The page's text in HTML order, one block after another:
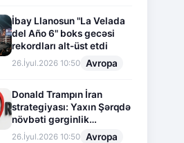
İbay Llanosun "La Velada
del Año 6" boks gecəsi
rekordları alt-üst etdi
26.İyul.2026 10:50 Avropa
Donald Trampın İran
strategiyası: Yaxın Şərqdə
növbəti gərginlik
mərhələsi
26.İyul.2026 10:50 Avropa